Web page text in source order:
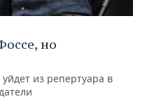
но
из репертуара в